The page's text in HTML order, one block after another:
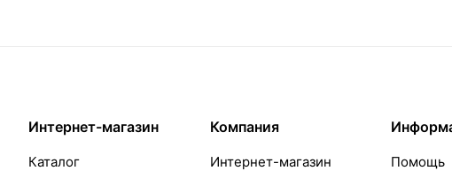
Интернет-магазин
Каталог
Компания
Интернет-магазин
Помощь